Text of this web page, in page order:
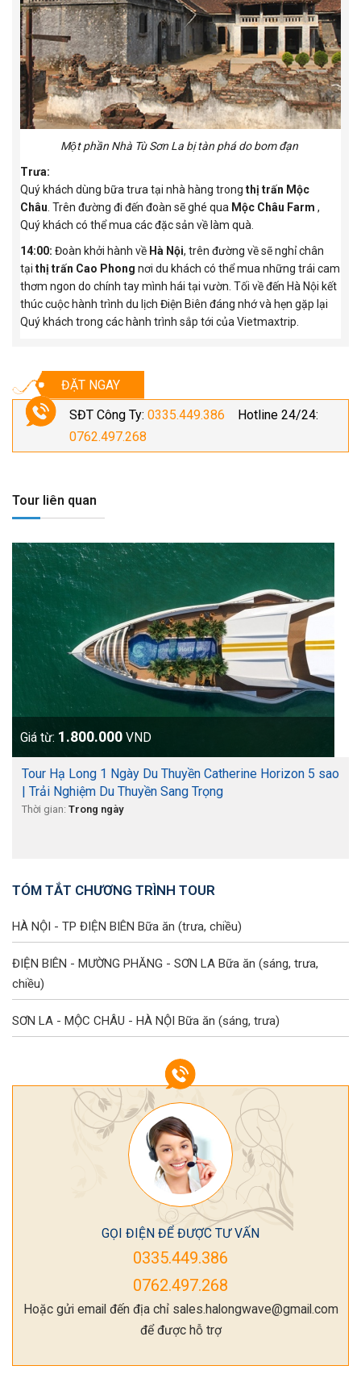
Một phần Nhà Tù Sơn La bị tàn phá do bom đạn
Trưa:
Quý khách dùng bữa trưa tại nhà hàng trong thị trấn Mộc
Châu . Trên đường đi đến đoàn sẽ ghé qua Mộc Châu Farm ,
Quý khách có thể mua các đặc sản về làm quà.
14:00: Đoàn khởi hành về Hà Nội, trên đường về sẽ nghỉ chân
tại thị trấn Cao Phong nơi du khách có thể mua những trái cam
thơm ngon do chính tay mình hái tại vườn. Tối về đến Hà Nội kết
thúc cuộc hành trình du lịch Điện Biên đáng nhớ và hẹn gặp lại
Quý khách trong các hành trình sắp tới của Vietmaxtrip.
ĐẶT NGAY
SĐT Công Ty: 0335.449.386 Hotline 24/24:
0762.497.268
Tour liên quan
Giá từ: 1.800.000 VND
Tour Hạ Long 1 Ngày Du Thuyền Catherine Horizon 5 sao
| Trải Nghiệm Du Thuyền Sang Trọng
Thời gian: Trong ngày
TÓM TẮT CHƯƠNG TRÌNH TOUR
HÀ NỘI - TP ĐIỆN BIÊN Bữa ăn (trưa, chiều)
ĐIỆN BIÊN - MƯỜNG PHĂNG - SƠN LA Bữa ăn (sáng, trưa,
chiều)
SƠN LA - MỘC CHÂU - HÀ NỘI Bữa ăn (sáng, trưa)
GỌI ĐIỆN ĐỂ ĐƯỢC TƯ VẤN
0335.449.386
0762.497.268
Hoặc gửi email đến địa chỉ sales.halongwave@gmail.com
để được hỗ trợ